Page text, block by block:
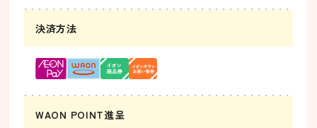
決済方法
WAON POINT進呈